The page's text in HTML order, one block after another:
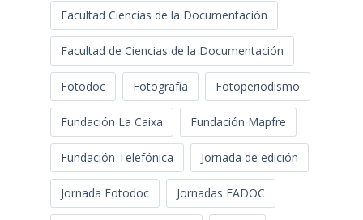
Facultad Ciencias de la Documentación
Facultad de Ciencias de la Documentación
Fotodoc Fotografía Fotoperiodismo
Fundación La Caixa Fundación Mapfre
Fundación Telefónica Jornada de edición
Jornada Fotodoc Jornadas FADOC